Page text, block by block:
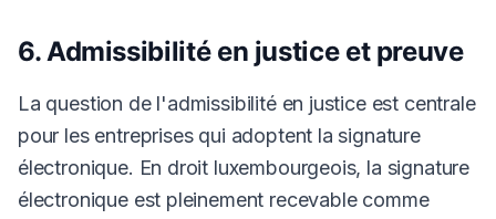
6. Admissibilité en justice et preuve
La question de l'admissibilité en justice est centrale
pour les entreprises qui adoptent la signature
électronique. En droit luxembourgeois, la signature
électronique est pleinement recevable comme